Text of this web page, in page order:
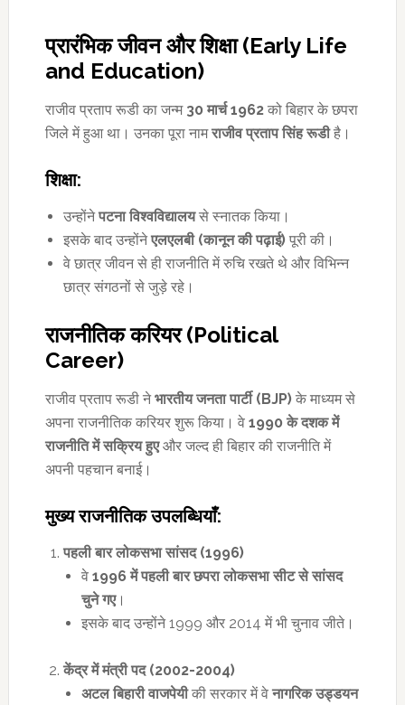
प्रारंभिक जीवन और शिक्षा (Early Life
and Education)
राजीव प्रताप रूडी का जन्म 30मार्च1962को बिहार के छपरा
जिले में हुआ था। उनका पूरा नामराजीव प्रताप सिंह रूडीहै।
शिक्षा:
उन्होंनेपटना विश्वविद्यालयसे स्नातक किया।
इसके बाद उन्होंनेएलएलबी (कानून की पढ़ाई)पूरी की।
वे छात्र जीवन से ही राजनीति में रुचि रखते थे और विभिन्न
छात्र संगठनों से जुड़े रहे।
राजनीतिक करियर (Political
Career)
राजीव प्रताप रूडी नेभारतीय जनता पार्टी (BJP)के माध्यम से
अपना राजनीतिक करियर शुरू किया। वे 1990के दशक में
राजनीति में सक्रिय हुएऔर जल्द ही बिहार की राजनीति में
अपनी पहचान बनाई।
मुख्य राजनीतिक उपलब्धियाँ:
पहली बार लोकसभा सांसद (1996)
वे 1996में पहली बार छपरा लोकसभा सीट से सांसद
चुने गए।
इसके बाद उन्होंने 1999 और 2014 में भी चुनाव जीते।
केंद्र में मंत्री पद (2002-2004)
अटल बिहारी वाजपेयीकी सरकार में वेनागरिक उड्डयन